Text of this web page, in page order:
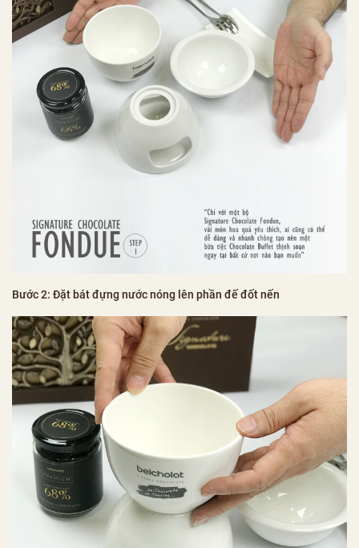
Bước 2: Đặt bát đựng nước nóng lên phần đế đốt nến